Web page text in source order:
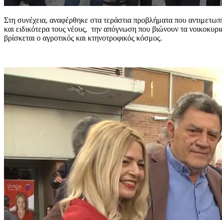
Στη συνέχεια, αναφέρθηκε στα τεράστια προβλήματα που
και ειδικότερα τους νέους, την απόγνωση που βιώνουν τα
βρίσκεται ο αγροτικός και κτηνοτροφικός κόσμος.